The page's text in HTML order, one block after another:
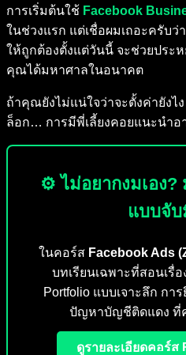
การเริ่มต้นใช้ Facebook
ในช่วงแรก แต่เชื่อผมเถอะครับว่
ให้ถูกต้องตั้งแต่วันนี้ จะช่วยประ
คุณได้มหาศาลในอนาคต
ถ้าคุณยังไม่แน่ใจว่าจะตั้งค่ายัง
ล็อก… การมีพี่เลี้ยงคอยแนะนำอ
⚙️ ไม่อยากงมเอง?
แบบจั
ในคอร์ส Facebook Ads
บทเรียนเฉพาะที่สอนเรื่อ
Portfolio แบบเจาะลึก ก
ปัญหาบัญชีติดแดง ที่
ดูรายละเอียดคอร์ส